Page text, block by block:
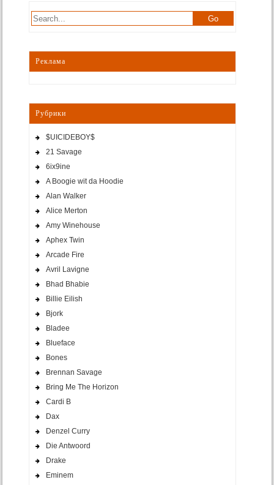
Реклама
Рубрики
$UICIDEBOY$
21 Savage
6ix9ine
A Boogie wit da Hoodie
Alan Walker
Alice Merton
Amy Winehouse
Aphex Twin
Arcade Fire
Avril Lavigne
Bhad Bhabie
Billie Eilish
Bjork
Bladee
Blueface
Bones
Brennan Savage
Bring Me The Horizon
Cardi B
Dax
Denzel Curry
Die Antwoord
Drake
Eminem